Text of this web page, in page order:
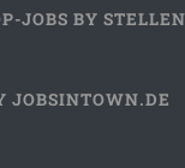
JOBS BY
JOBSINTOWN.DE